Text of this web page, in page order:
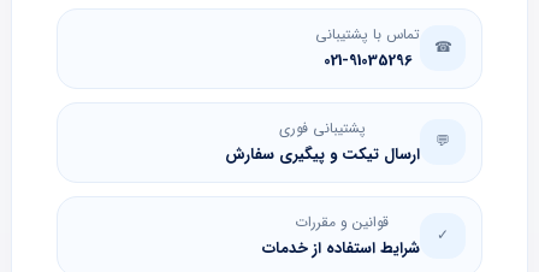
☎
تماس با پشتیبانی
021-91035296
💬
پشتیبانی فوری
ارسال تیکت و پیگیری سفارش
✓
قوانین و مقررات
شرایط استفاده از خدمات